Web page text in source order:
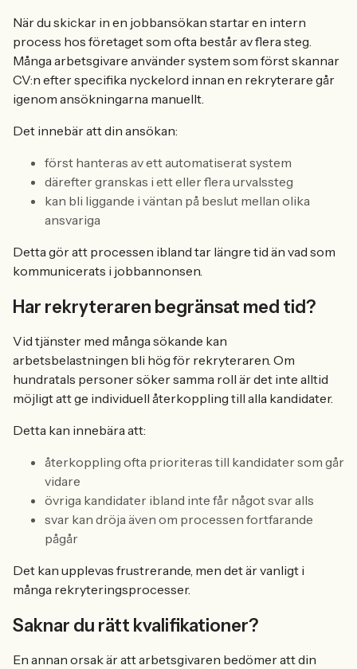
När du skickar in en jobbansökan startar en intern
process hos företaget som ofta består av flera steg.
Många arbetsgivare använder system som först skannar
CV:n efter specifika nyckelord innan en rekryterare går
igenom ansökningarna manuellt.
Det innebär att din ansökan:
först hanteras av ett automatiserat system
därefter granskas i ett eller flera urvalssteg
kan bli liggande i väntan på beslut mellan olika
ansvariga
Detta gör att processen ibland tar längre tid än vad som
kommunicerats i jobbannonsen.
Har rekryteraren begränsat med tid?
Vid tjänster med många sökande kan
arbetsbelastningen bli hög för rekryteraren. Om
hundratals personer söker samma roll är det inte alltid
möjligt att ge individuell återkoppling till alla kandidater.
Detta kan innebära att:
återkoppling ofta prioriteras till kandidater som går
vidare
övriga kandidater ibland inte får något svar alls
svar kan dröja även om processen fortfarande
pågår
Det kan upplevas frustrerande, men det är vanligt i
många rekryteringsprocesser.
Saknar du rätt kvalifikationer?
En annan orsak är att arbetsgivaren bedömer att din